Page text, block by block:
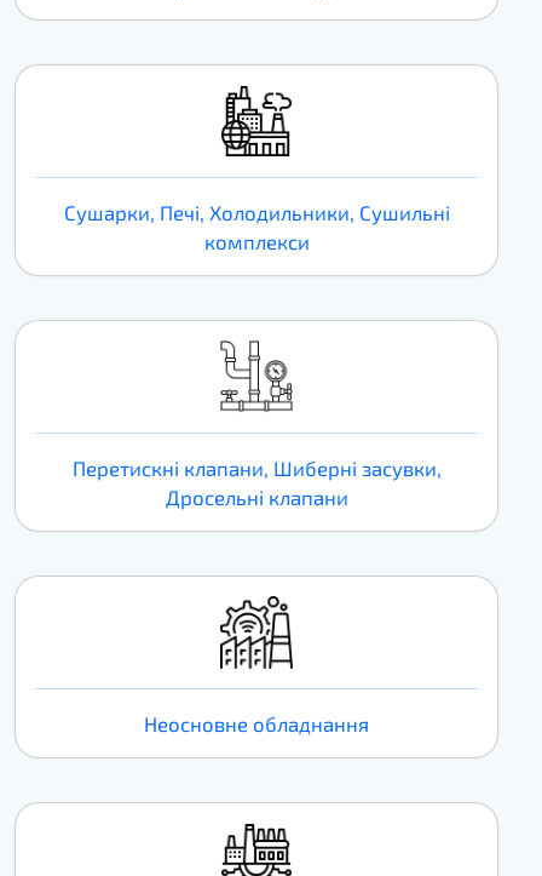
Сушарки, Печі, Холодильники, Сушильні
комплекси
Перетискні клапани, Шиберні засувки,
Дросельні клапани
Неосновне обладнання